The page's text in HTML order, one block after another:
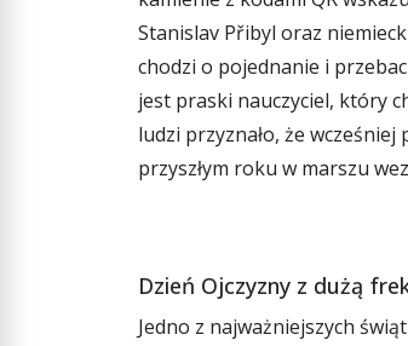
Stanislav Přibyl oraz
chodzi o pojednanie i
jest praski nauczyciel, który
ludzi przyznało, że
przyszłym roku w marszu
Dzień Ojczyzny z dużą
Jedno z najważniejszych